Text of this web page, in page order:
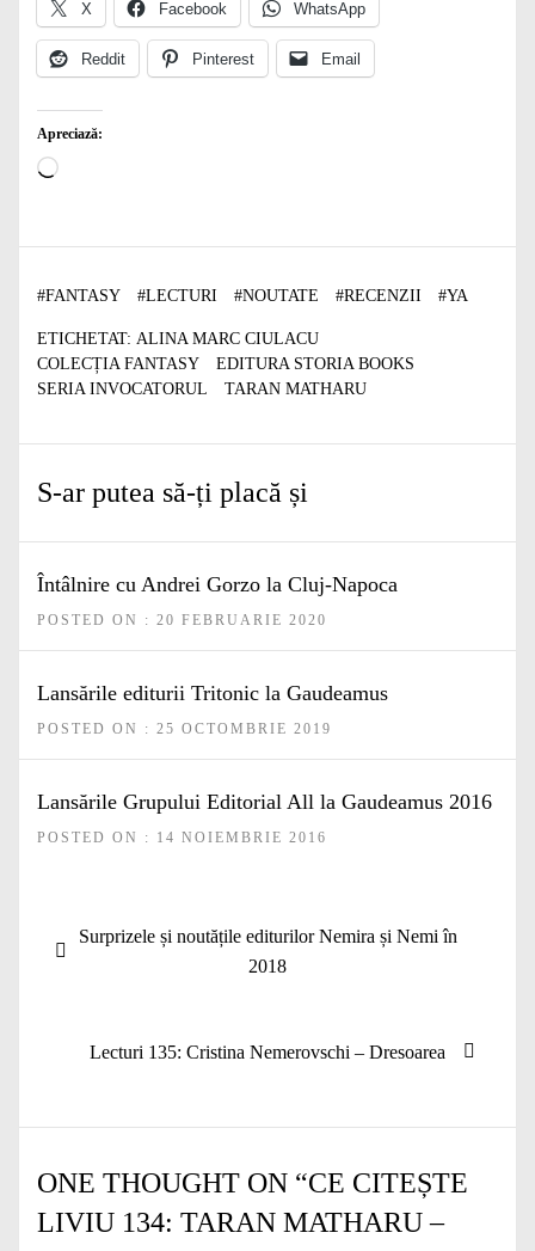
X Facebook WhatsApp
Reddit Pinterest Email
Apreciază:
Încarc...
#FANTASY #LECTURI #NOUTATE #RECENZII #YA
ETICHETAT: ALINA MARC CIULACU
COLECȚIA FANTASY
EDITURA STORIA BOOKS
SERIA INVOCATORUL
TARAN MATHARU
S-ar putea să-ți placă și
Întâlnire cu Andrei Gorzo la Cluj-Napoca
POSTED ON : 20 FEBRUARIE 2020
Lansările editurii Tritonic la Gaudeamus
POSTED ON : 25 OCTOMBRIE 2019
Lansările Grupului Editorial All la Gaudeamus 2016
POSTED ON : 14 NOIEMBRIE 2016
în
Articolul
Surprizele și noutățile editurilor Nemira și Nemi în
2018
Articolul
Lecturi 135: Cristina Nemerovschi – Dresoarea
ONE THOUGHT ON “CE CITEȘTE
LIVIU 134: TARAN MATHARU –